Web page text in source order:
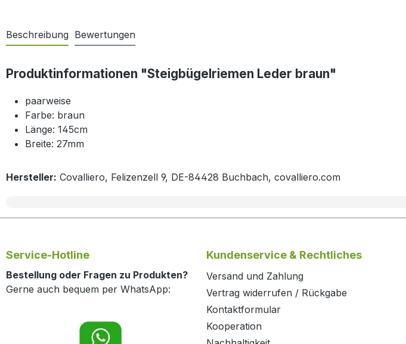
Beschreibung Bewertungen
Produktinformationen "Steigbügelriemen Leder braun"
paarweise
Farbe: braun
Länge: 145cm
Breite: 27mm
Hersteller: Covalliero, Felizenzell 9, DE-84428 Buchbach, covalliero.com
Service-Hotline
Bestellung oder Fragen zu Produkten?
Gerne auch bequem per WhatsApp:
Kundenservice & Rechtliches
Versand und Zahlung
Vertrag widerrufen / Rückgabe
Kontaktformular
Kooperation